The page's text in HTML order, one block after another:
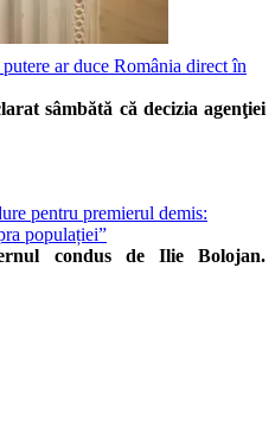
ar duce România direct în
sâmbătă că decizia agenţiei
pentru premierul demis:
populației”
condus de Ilie Bolojan.